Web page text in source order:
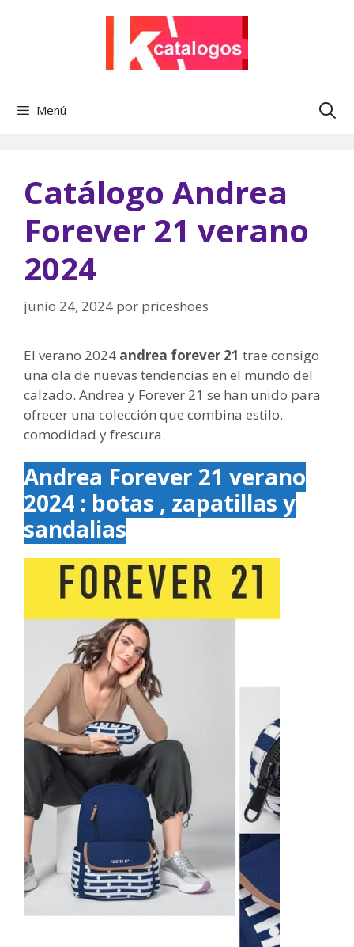
Menú
Catálogo Andrea
Forever 21 verano
2024
junio 24, 2024 por priceshoes
El verano 2024 andrea forever 21 trae consigo
una ola de nuevas tendencias en el mundo del
calzado. Andrea y Forever 21 se han unido para
ofrecer una colección que combina estilo,
comodidad y frescura.
Andrea Forever 21 verano
2024 : botas , zapatillas y
sandalias